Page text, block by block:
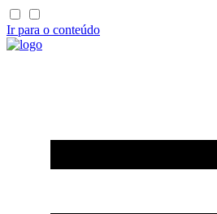
Ir para o conteúdo